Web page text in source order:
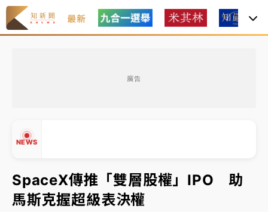
最新
廣告
NEWS
有片｜
連根拔起
中颱白海豚風雨來了！中部以北防豪雨 今晚、明天影
響最劇烈
白海豚逼近！北市水門只出不進 未移置車輛最高罰
SpaceX傳推「雙層股權」IPO 助
馬斯克握超級表決權